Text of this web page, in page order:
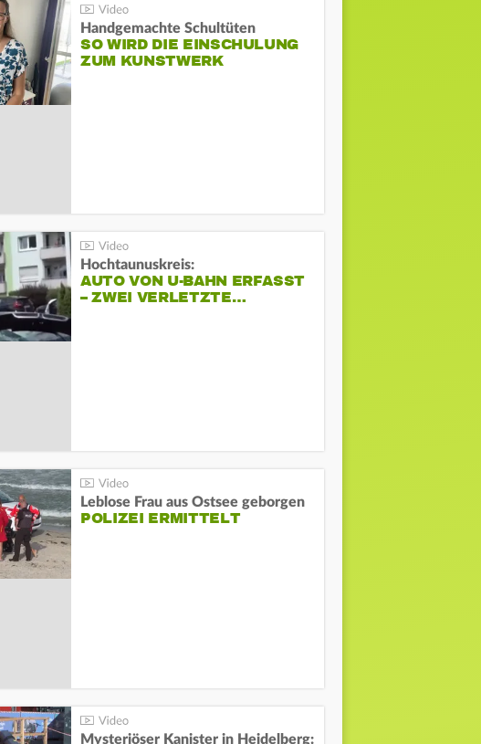
Handgemachte Schultüten
SO WIRD DIE EINSCHULUNG
ZUM KUNSTWERK
Hochtaunuskreis:
AUTO VON U-BAHN ERFASST
– ZWEI VERLETZTE…
Leblose Frau aus Ostsee geborgen
POLIZEI ERMITTELT
Mysteriöser Kanister in Heidelberg: